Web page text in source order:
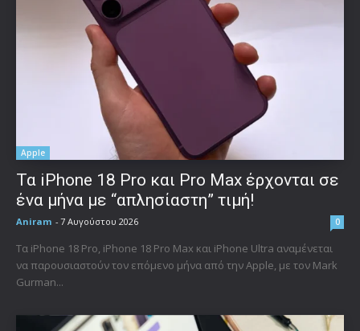
Apple
Τα iPhone 18 Pro και Pro Max έρχονται σε
ένα μήνα με “απλησίαστη” τιμή!
Aniram - 7 Αυγούστου 2026 0
Τα iPhone 18 Pro, iPhone 18 Pro Max και iPhone Ultra αναμένεται
να παρουσιαστούν τον επόμενο μήνα από την Apple, με τον Mark
Gurman...